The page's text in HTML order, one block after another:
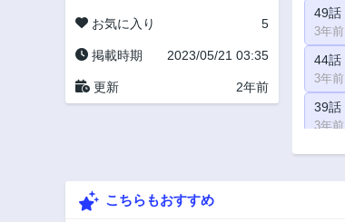
お気に入り 5
掲載時期 2023/05/21 03:35
更新 2年前
49話
3年前
44話
3年前
39話
3年前
34話
こちらもおすすめ